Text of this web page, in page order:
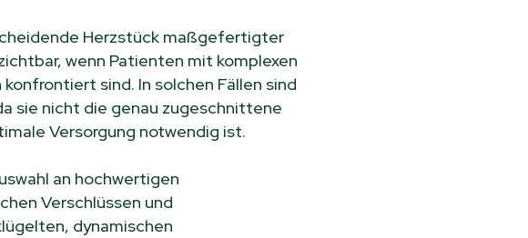
Herzstück maßgefertigter
wenn Patienten mit komplexen
sind. In solchen Fällen sind
sie nicht die genau zugeschnittene
Versorgung notwendig ist.
an hochwertigen
Verschlüssen und
dynamischen